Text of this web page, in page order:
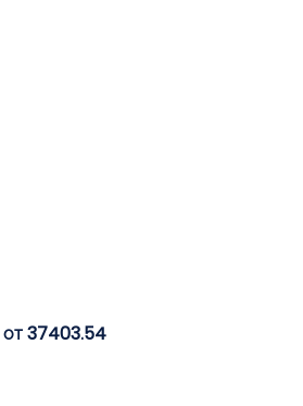
от 37403.54